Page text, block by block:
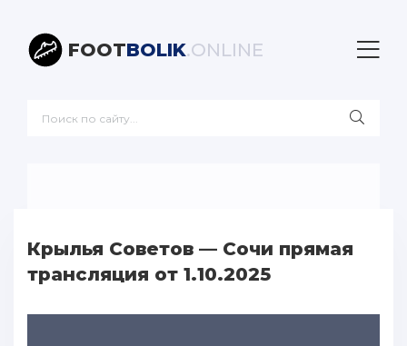
FOOTBOLIK.ONLINE
Крылья Советов — Сочи прямая
трансляция от 1.10.2025